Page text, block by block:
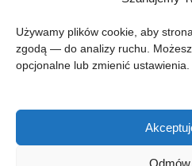
Używamy plików cookie, aby
zgodą — do analizy ruchu.
opcjonalne lub zmienić ustawienia.
Regulamin
Polityka
Polityka plików
O